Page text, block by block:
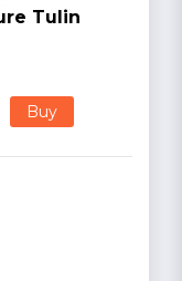
Tulin
Buy